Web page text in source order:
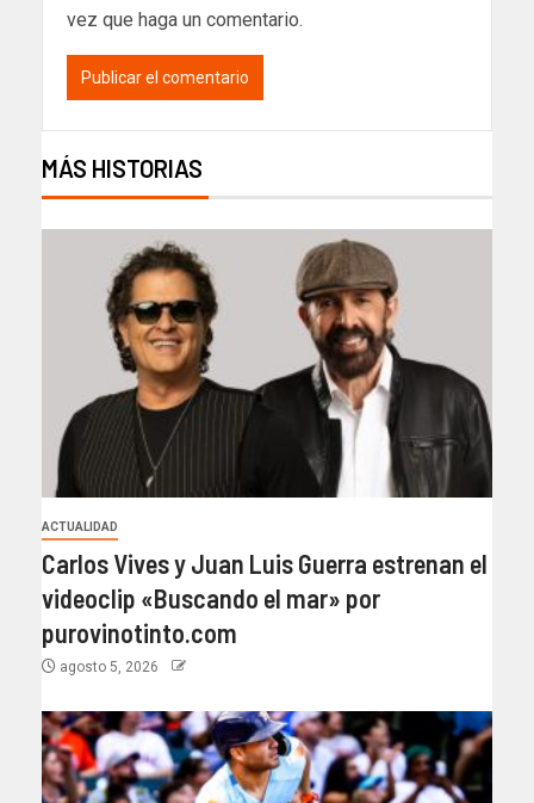
vez que haga un comentario.
MÁS HISTORIAS
ACTUALIDAD
Carlos Vives y Juan Luis Guerra estrenan el
videoclip «Buscando el mar» por
purovinotinto.com
agosto 5, 2026